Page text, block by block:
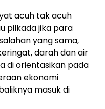
acuh tak acuh
pilkada jika para
yang sama,
darah dan air
di orientasikan pada
ekonomi
masuk di